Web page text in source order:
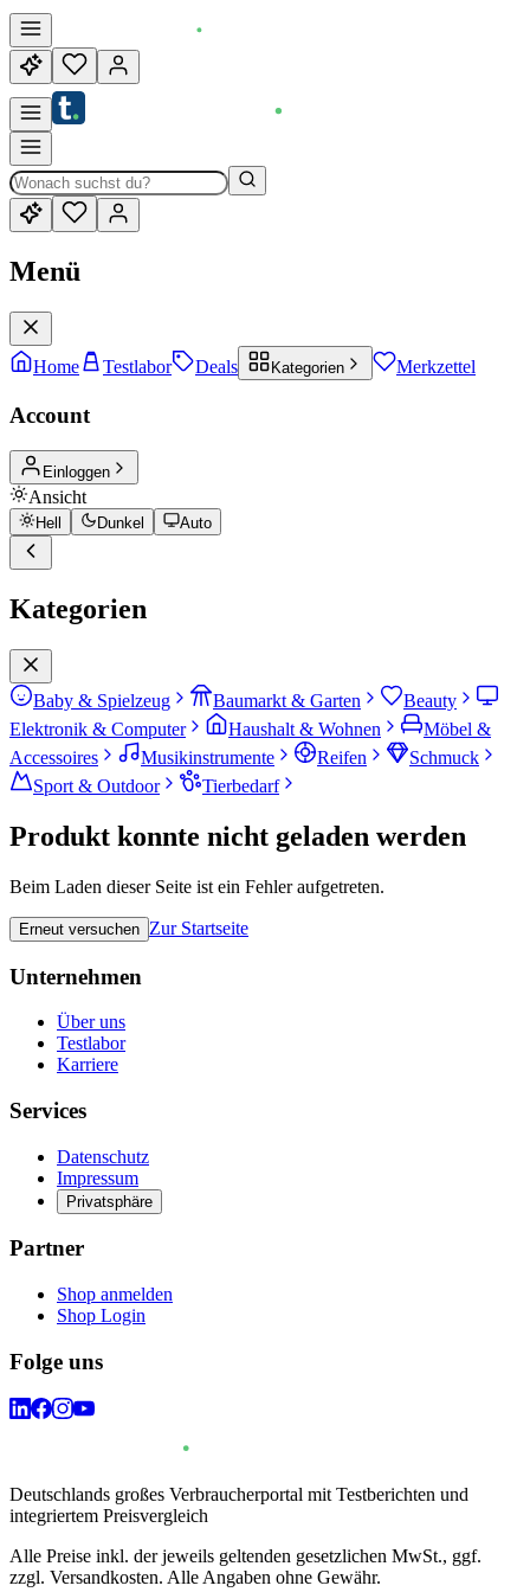
Menü
Home Testlabor Deals Kategorien Merkzettel
Account
Einloggen
Ansicht
Hell Dunkel Auto
Kategorien
Baby & Spielzeug Baumarkt & Garten
Beauty
Elektronik & Computer
Haushalt & Wohnen
Möbel &
Accessoires
Musikinstrumente Reifen
Schmuck
Sport & Outdoor
Tierbedarf
Produkt konnte nicht geladen werden
Beim Laden dieser Seite ist ein Fehler aufgetreten.
Erneut versuchen Zur Startseite
Unternehmen
Über uns
Testlabor
Karriere
Services
Datenschutz
Impressum
Privatsphäre
Partner
Shop anmelden
Shop Login
Folge uns
Deutschlands großes Verbraucherportal mit Testberichten und
integriertem Preisvergleich
Alle Preise inkl. der jeweils geltenden gesetzlichen MwSt., ggf.
zzgl. Versandkosten. Alle Angaben ohne Gewähr.